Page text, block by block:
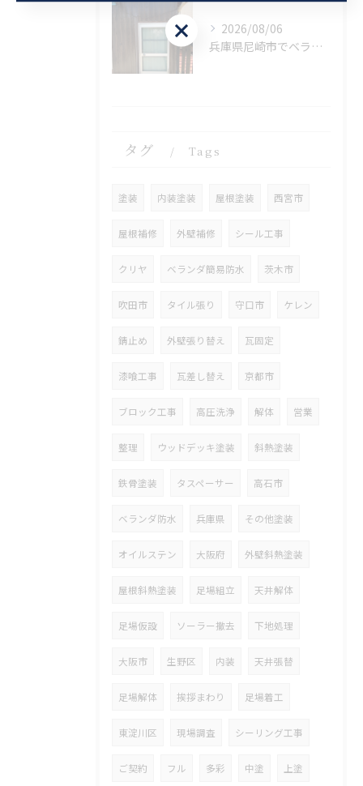
2026/08/06
兵庫県尼崎市でベランダリフォームを施工してます。
タグ Tags
塗装 内装塗装 屋根塗装 西宮市
屋根補修 外壁補修 シール工事
クリヤ ベランダ簡易防水 茨木市
吹田市 タイル張り 守口市 ケレン
錆止め 外壁張り替え 瓦固定
漆喰工事 瓦差し替え 京都市
ブロック工事 高圧洗浄 解体 営業
整理 ウッドデッキ塗装 斜熱塗装
鉄骨塗装 タスペーサー 高石市
ベランダ防水 兵庫県 その他塗装
オイルステン 大阪府 外壁斜熱塗装
屋根斜熱塗装 足場組立 天井解体
足場仮設 ソーラー撤去 下地処理
大阪市 生野区 内装 天井張替
足場解体 挨拶まわり 足場着工
東淀川区 現場調査 シーリング工事
ご契約 フル 多彩 中塗 上塗
お問い合わせはこちら